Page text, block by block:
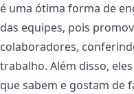
é uma ótima forma de
das equipes, pois
colaboradores,
trabalho. Além disso,
que sabem e gostam de